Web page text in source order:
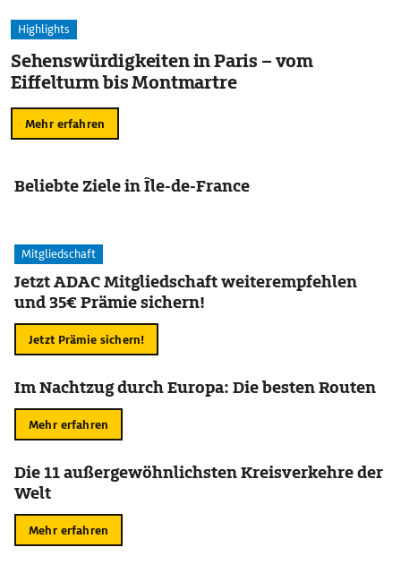
Highlights
Sehenswürdigkeiten in Paris – vom
Eiffelturm bis Montmartre
Mehr erfahren
Beliebte Ziele in Île-de-France
Mitgliedschaft
Jetzt ADAC Mitgliedschaft weiterempfehlen
und 35€ Prämie sichern!
Jetzt Prämie sichern!
Im Nachtzug durch Europa: Die besten Routen
Mehr erfahren
Die 11 außergewöhnlichsten Kreisverkehre der
Welt
Mehr erfahren